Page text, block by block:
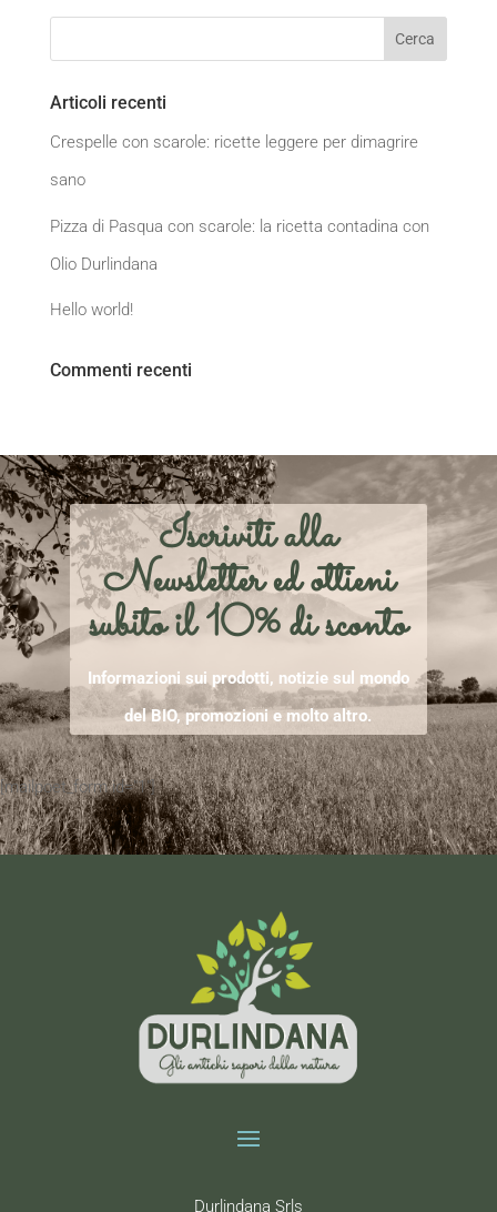
Articoli recenti
Crespelle con scarole: ricette leggere per dimagrire
sano
Pizza di Pasqua con scarole: la ricetta contadina con
Olio Durlindana
Hello world!
Commenti recenti
Iscriviti alla
Newsletter ed ottieni
subito il 10% di sconto
Informazioni sui prodotti, notizie sul mondo
del BIO, promozioni e molto altro.
[mailpoet_form id="1"]
Durlindana Srls